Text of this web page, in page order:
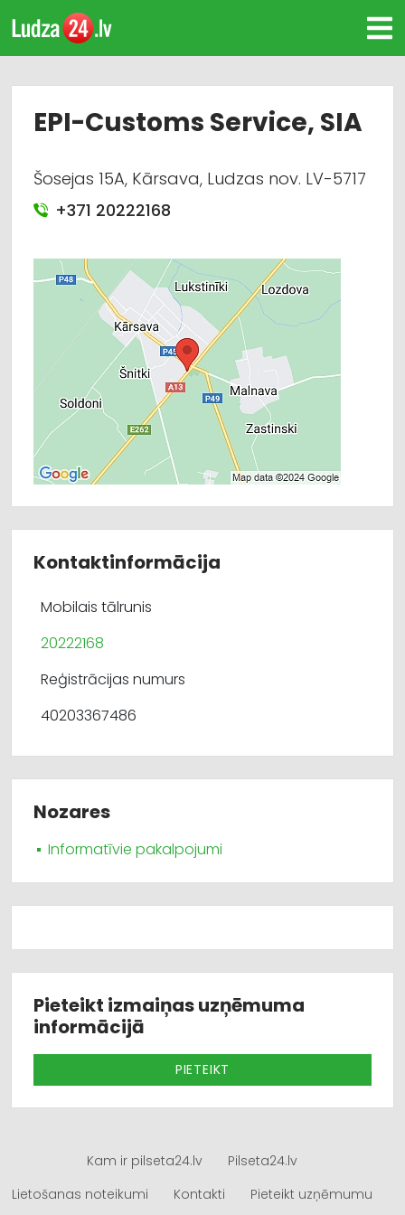
EPI-Customs Service, SIA
Šosejas 15A, Kārsava, Ludzas nov. LV-5717
+371 20222168
Kontaktinformācija
Mobilais tālrunis
20222168
Reģistrācijas numurs
40203367486
Nozares
Informatīvie pakalpojumi
Pieteikt izmaiņas uzņēmuma
informācijā
PIETEIKT
Kam ir pilseta24.lv
Pilseta24.lv
Lietošanas noteikumi
Kontakti Pieteikt uzņēmumu